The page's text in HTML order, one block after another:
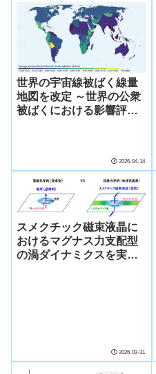
世界の宇宙線被ばく線量
地図を改定 ～世界の公衆
被ばくにおける影響評価
2026-04-14
スメクチック磁束液晶に
おけるマグナス力支配型
の渦ダイナミクスを実証
2026-03-31